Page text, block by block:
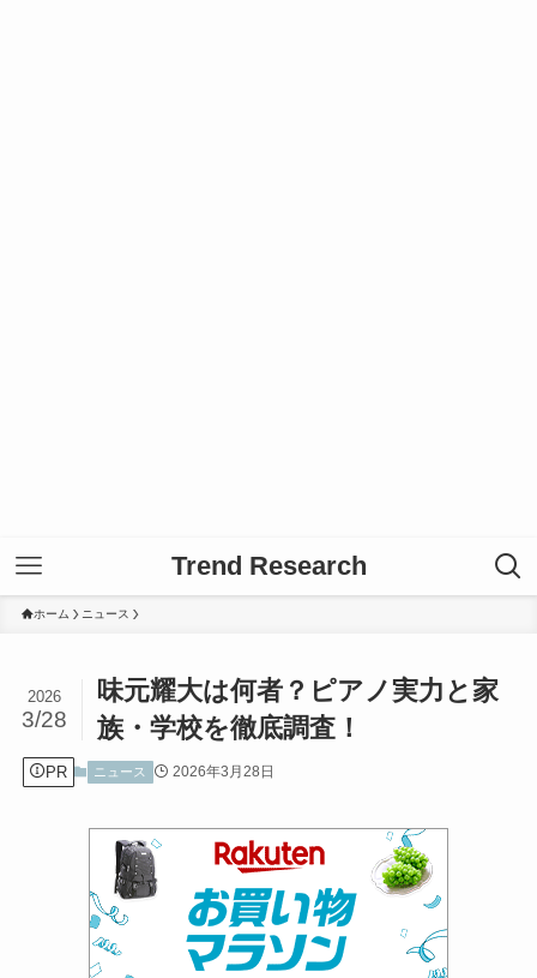
Trend Research
ホーム ニュース
味元耀大は何者？ピアノ実力と家
族・学校を徹底調査！
2026
3/28
PR ニュース 2026年3月28日